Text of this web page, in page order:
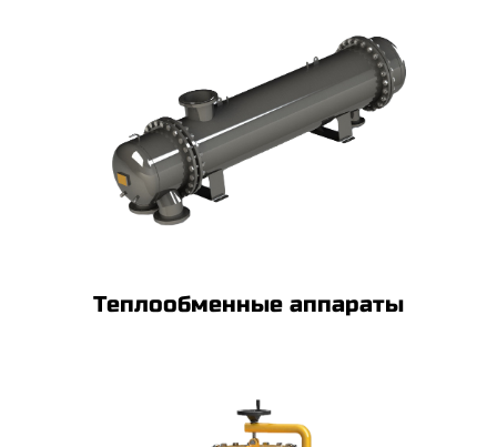
Теплообменные аппараты